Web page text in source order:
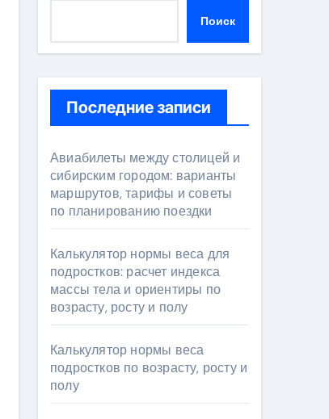
Поиск
Последние записи
Авиабилеты между столицей и
сибирским городом: варианты
маршрутов, тарифы и советы
по планированию поездки
Калькулятор нормы веса для
подростков: расчет индекса
массы тела и ориентиры по
возрасту, росту и полу
Калькулятор нормы веса
подростков по возрасту, росту и
полу